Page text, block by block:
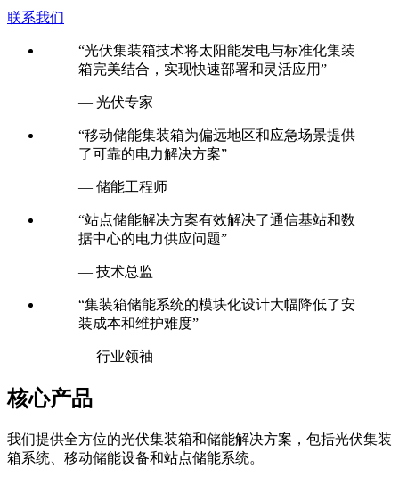
联系我们
“光伏集装箱技术将太阳能发电与标准化集装
箱完美结合，实现快速部署和灵活应用”
— 光伏专家
“移动储能集装箱为偏远地区和应急场景提供
了可靠的电力解决方案”
— 储能工程师
“站点储能解决方案有效解决了通信基站和数
据中心的电力供应问题”
— 技术总监
“集装箱储能系统的模块化设计大幅降低了安
装成本和维护难度”
— 行业领袖
核心产品
我们提供全方位的光伏集装箱和储能解决方案，包括光伏集装
箱系统、移动储能设备和站点储能系统。